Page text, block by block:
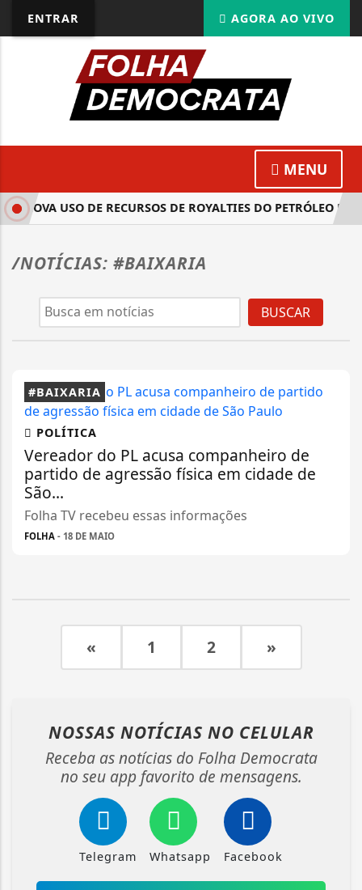
ENTRAR AGORA AO VIVO
MENU
USO DE RECURSOS DE ROYALTIES DO PETRÓLEO
/NOTÍCIAS: #BAIXARIA
BUSCAR
#BAIXARIA
POLÍTICA
Vereador do PL acusa companheiro de
partido de agressão física em cidade de
São...
Folha TV recebeu essas informações
FOLHA - 18 DE MAIO
« 1 2 »
NOSSAS NOTÍCIAS NO CELULAR
Receba as notícias do Folha Democrata
no seu app favorito de mensagens.
Telegram Whatsapp Facebook